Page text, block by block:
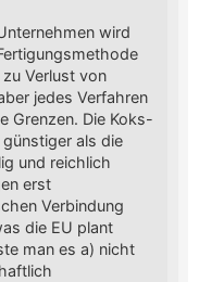
wird
Verlust von
jedes Verfahren
Grenzen. Die Koks-
als die
und reichlich
erst
Verbindung
die EU plant
man es a) nicht